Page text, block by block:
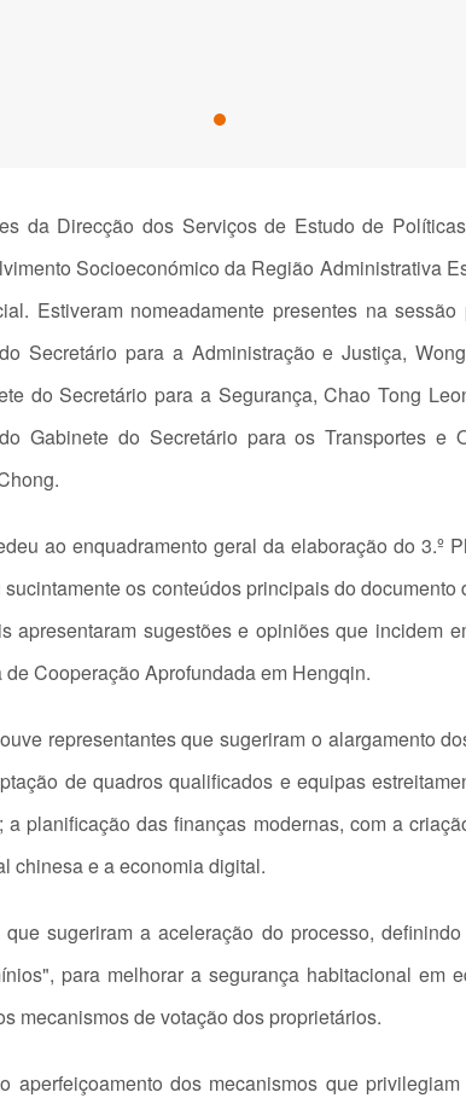
da Direcção dos Serviços de Estudo de
Socioeconómico da Região Administrativa
Estiveram nomeadamente presentes na
Secretário para a Administração e Justiça,
do Secretário para a Segurança, Chao Tong
Gabinete do Secretário para os Transportes
ao enquadramento geral da elaboração do 3.º
os conteúdos principais do
sugestões e opiniões que incidem
Cooperação Aprofundada em Hengqin.
representantes que sugeriram o alargamento
de quadros qualificados e equipas
planificação das finanças modernas, com a
chinesa e a economia digital.
sugeriram a aceleração do processo,
para melhorar a segurança habitacional em
mecanismos de votação dos proprietários.
aperfeiçoamento dos mecanismos que